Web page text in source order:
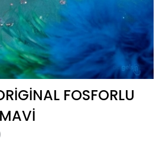
FOSFORLU